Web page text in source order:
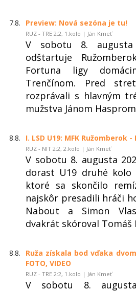
7.8. Preview: Nová sezóna je tu!
RUZ - TRE 2:2, 1.kolo | Ján Kmeť
V sobotu 8.
odštartuje
Fortuna ligy
Trenčínom. Pred
rozprávali s hlavným
mužstva Jánom
8.8. I. LSD U19: MFK Ružomberok -
RUZ - NIT 2:2, 2.kolo | Ján Kmeť
V sobotu 8. augusta
dorast U19 druhé kolo
ktoré sa skončilo
najskôr presadili hráči
Nabout a Simon
dvakrát skóroval Tomáš
8.8.
Ruža získala bod vďaka
FOTO, VIDEO
RUZ - TRE 2:2, 1.kolo | Ján Kmeť
V sobotu 8.